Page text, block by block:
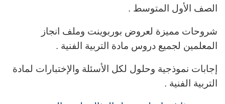
الصف الأول المتوسط .
شروحات مميزة لعروض بوربوينت وملف انجاز
المعلمين لجميع دروس مادة التربية الفنية .
إجابات نموذجية وحلول لكل الأسئلة والإختبارات لمادة
التربية الفنية .